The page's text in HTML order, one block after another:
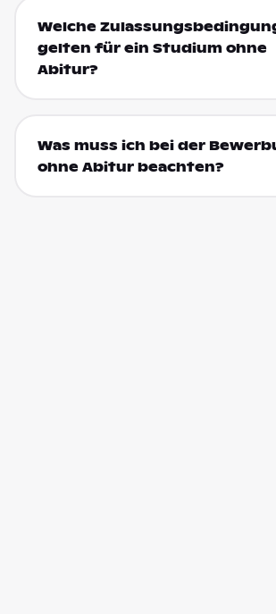
Welche
gelten für ein Studium ohne
Abitur?
Was muss ich bei der
ohne Abitur beachten?